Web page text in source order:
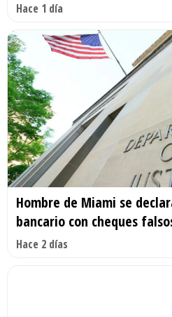
Hace 1 día
Hombre de Miami se
bancario con cheques
Hace 2 días